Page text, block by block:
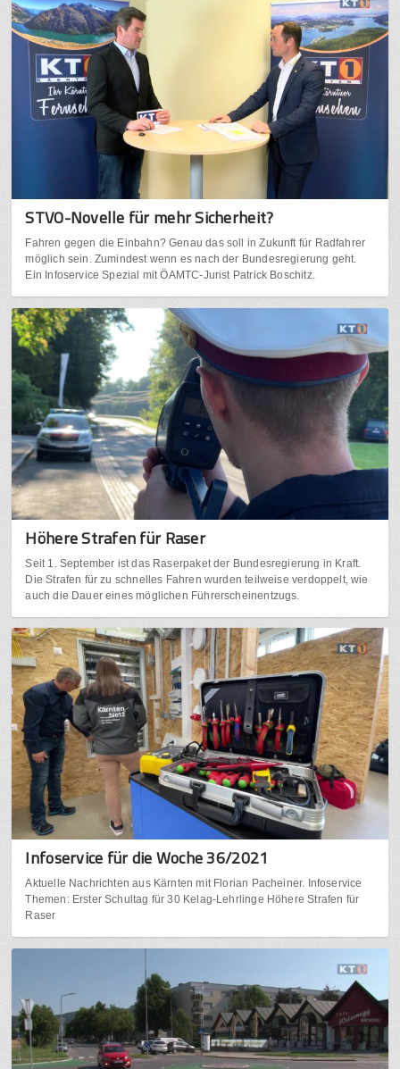
STVO-Novelle für mehr Sicherheit?
Fahren gegen die Einbahn? Genau das soll in Zukunft für Radfahrer
möglich sein. Zumindest wenn es nach der Bundesregierung geht.
Ein Infoservice Spezial mit ÖAMTC-Jurist Patrick Boschitz.
Höhere Strafen für Raser
Seit 1. September ist das Raserpaket der Bundesregierung in Kraft.
Die Strafen für zu schnelles Fahren wurden teilweise verdoppelt, wie
auch die Dauer eines möglichen Führerscheinentzugs.
Infoservice für die Woche 36/2021
Aktuelle Nachrichten aus Kärnten mit Florian Pacheiner. Infoservice
Themen: Erster Schultag für 30 Kelag-Lehrlinge Höhere Strafen für
Raser